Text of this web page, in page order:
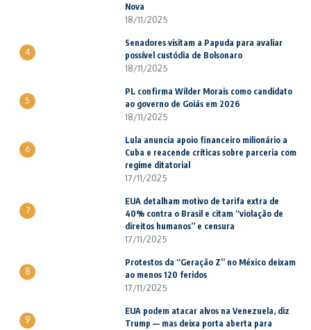
Nova
18/11/2025
4
Senadores visitam a Papuda para avaliar
possível custódia de Bolsonaro
18/11/2025
5
PL confirma Wilder Morais como candidato
ao governo de Goiás em 2026
18/11/2025
6
Lula anuncia apoio financeiro milionário a
Cuba e reacende críticas sobre parceria com
regime ditatorial
17/11/2025
7
EUA detalham motivo de tarifa extra de
40% contra o Brasil e citam “violação de
direitos humanos” e censura
17/11/2025
8
Protestos da “Geração Z” no México deixam
ao menos 120 feridos
17/11/2025
9
EUA podem atacar alvos na Venezuela, diz
Trump — mas deixa porta aberta para